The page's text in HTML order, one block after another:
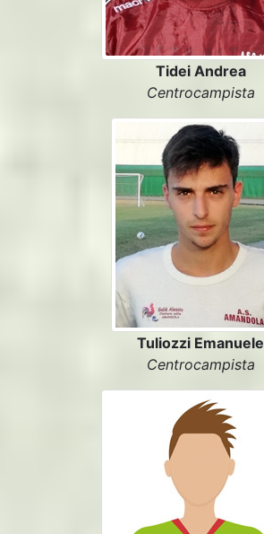
Tidei Andrea
Centrocampista
Tuliozzi Emanuele
Centrocampista